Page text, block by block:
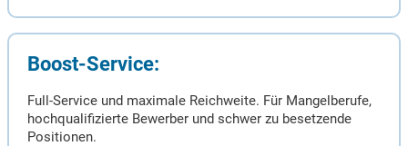
Boost-Service:
Full-Service und maximale Reichweite. Für Mangelberufe,
hochqualifizierte Bewerber und schwer zu besetzende
Positionen.